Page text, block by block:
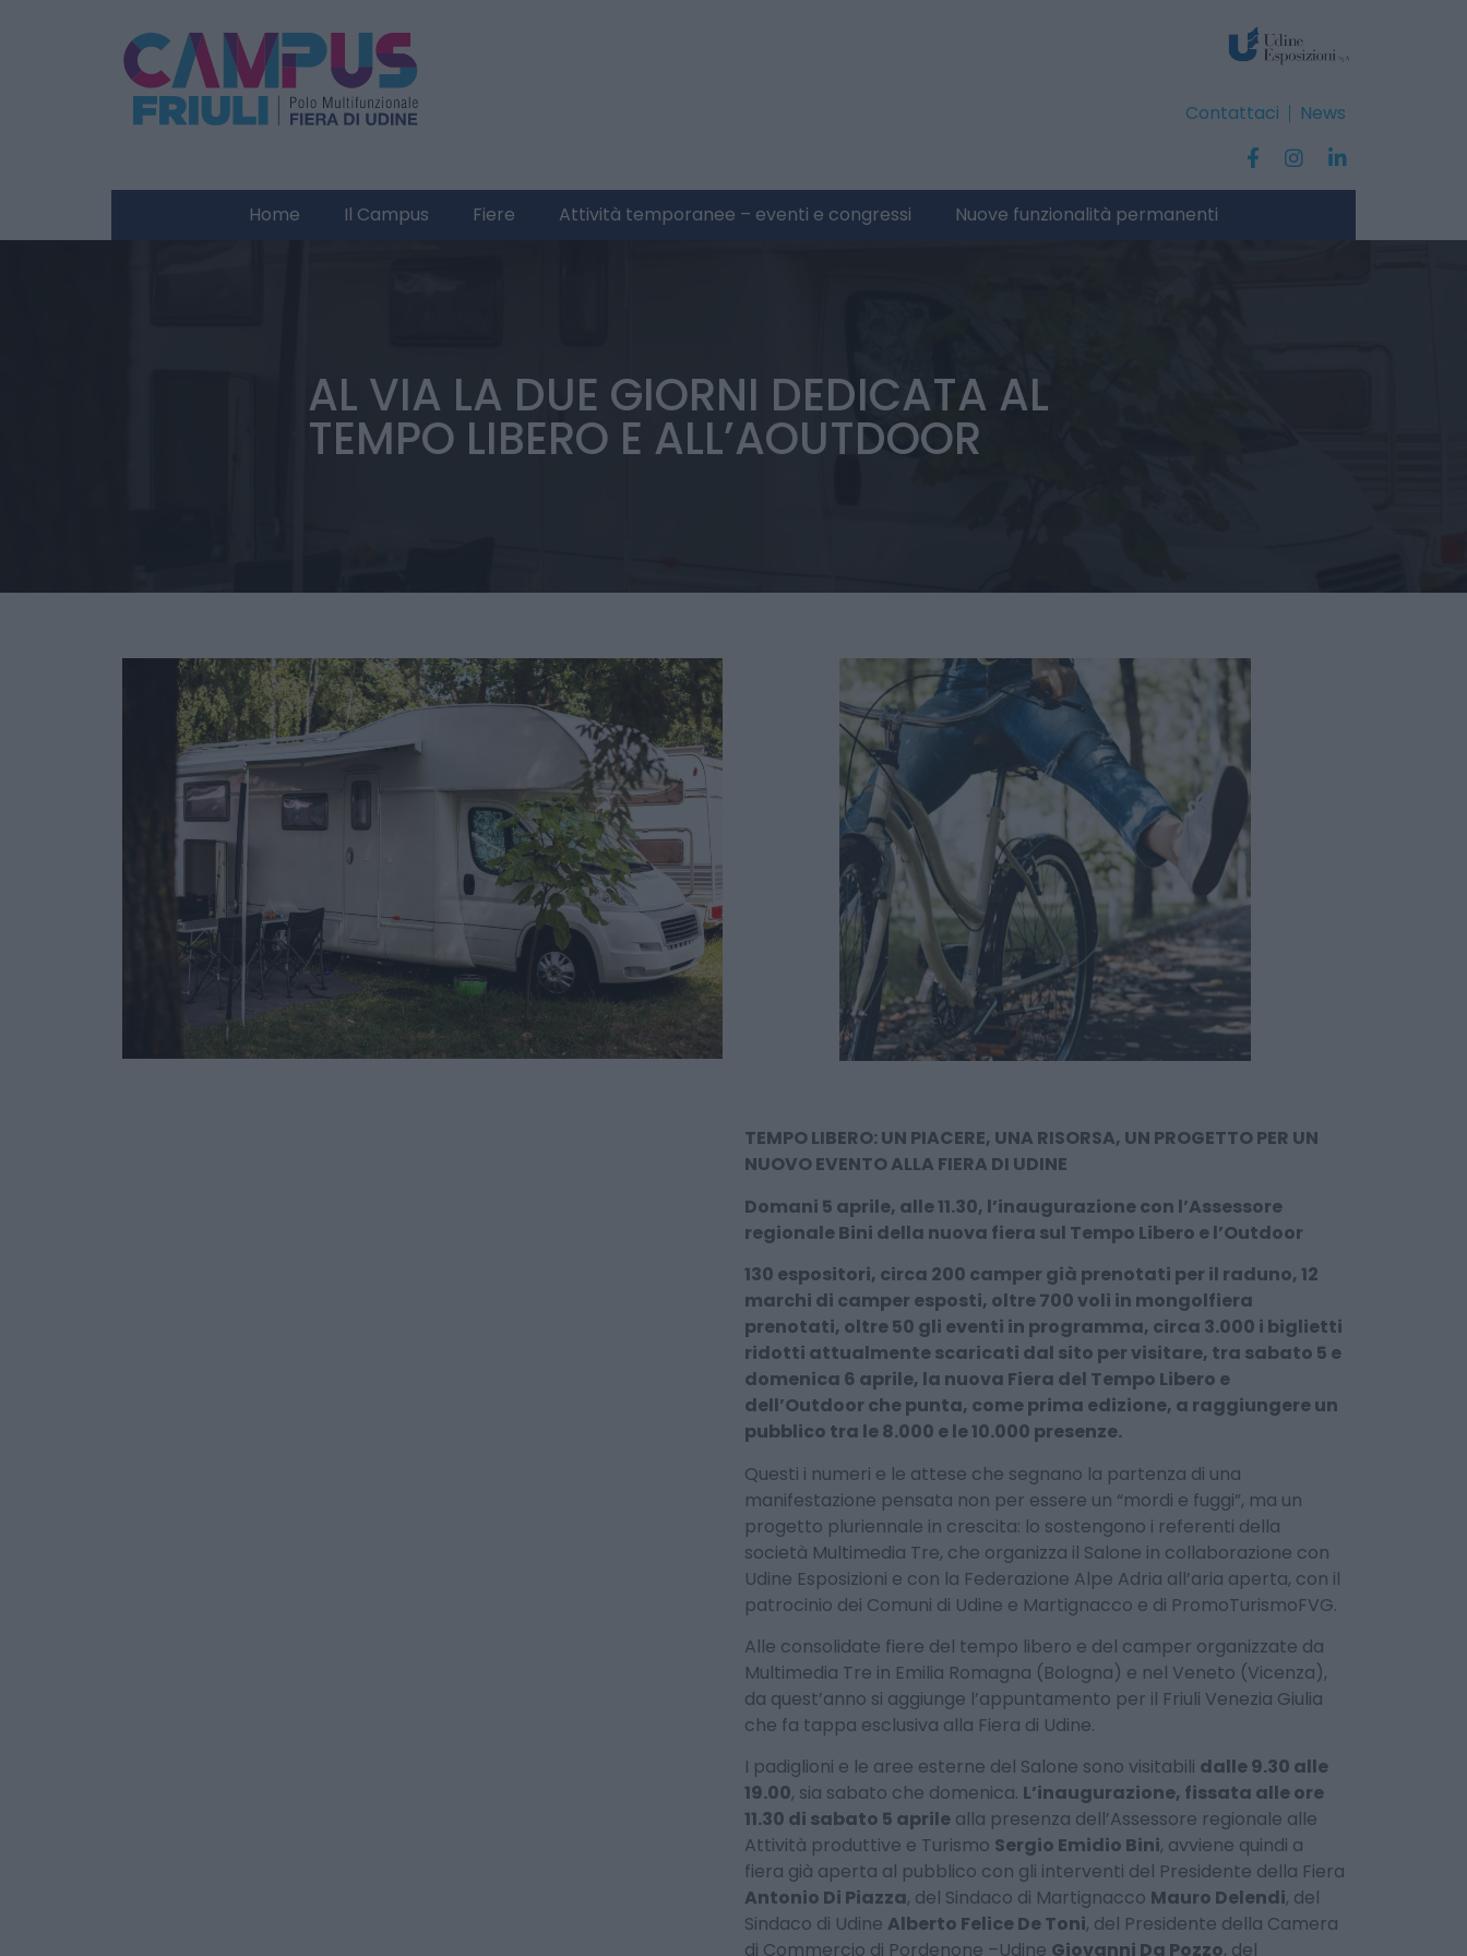
Contattaci News
Home Il Campus Fiere Attività temporanee – eventi e congressi Nuove funzionalità permanenti
AL VIA LA DUE GIORNI DEDICATA AL
TEMPO LIBERO E ALL’AOUTDOOR
TEMPO LIBERO: UN PIACERE, UNA RISORSA, UN PROGETTO PER UN
NUOVO EVENTO ALLA FIERA DI UDINE
Domani 5 aprile, alle 11.30, l’inaugurazione con l’Assessore
regionale Bini della nuova fiera sul Tempo Libero e l’Outdoor
130 espositori, circa 200 camper già prenotati per il raduno, 12
marchi di camper esposti, oltre 700 voli in mongolfiera
prenotati, oltre 50 gli eventi in programma, circa 3.000 i biglietti
ridotti attualmente scaricati dal sito per visitare, tra sabato 5 e
domenica 6 aprile, la nuova Fiera del Tempo Libero e
dell’Outdoor che punta, come prima edizione, a raggiungere un
pubblico tra le 8.000 e le 10.000 presenze.
Questi i numeri e le attese che segnano la partenza di una
manifestazione pensata non per essere un “mordi e fuggi”, ma un
progetto pluriennale in crescita: lo sostengono i referenti della
società Multimedia Tre, che organizza il Salone in collaborazione con
Udine Esposizioni e con la Federazione Alpe Adria all’aria aperta, con il
patrocinio dei Comuni di Udine e Martignacco e di PromoTurismoFVG.
Alle consolidate fiere del tempo libero e del camper organizzate da
Multimedia Tre in Emilia Romagna (Bologna) e nel Veneto (Vicenza),
da quest’anno si aggiunge l’appuntamento per il Friuli Venezia Giulia
che fa tappa esclusiva alla Fiera di Udine.
I padiglioni e le aree esterne del Salone sono visitabili dalle 9.30 alle
19.00, sia sabato che domenica. L’inaugurazione, fissata alle ore
11.30 di sabato 5 aprile alla presenza dell’Assessore regionale alle
Attività produttive e Turismo Sergio Emidio Bini, avviene quindi a
fiera già aperta al pubblico con gli interventi del Presidente della Fiera
Antonio Di Piazza, del Sindaco di Martignacco Mauro Delendi, del
Sindaco di Udine Alberto Felice De Toni, del Presidente della Camera
di Commercio di Pordenone –Udine Giovanni Da Pozzo, del